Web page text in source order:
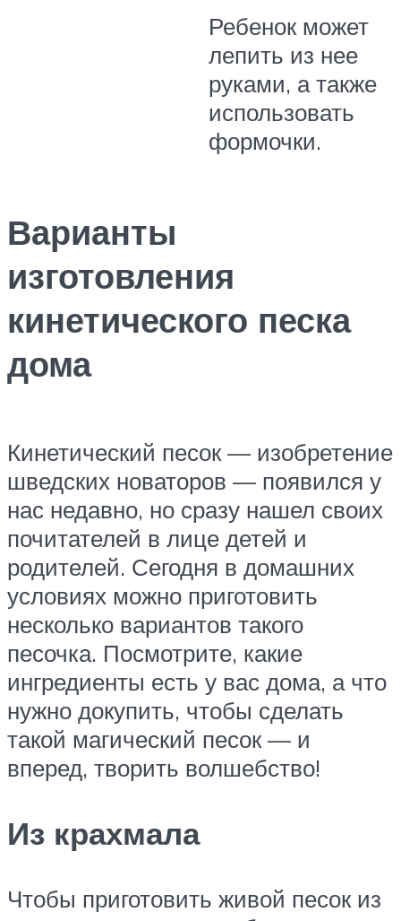
Ребенок может
лепить из нее
руками, а также
использовать
формочки.
Варианты
изготовления
кинетического песка
дома
Кинетический песок — изобретение
шведских новаторов — появился у
нас недавно, но сразу нашел своих
почитателей в лице детей и
родителей. Сегодня в домашних
условиях можно приготовить
несколько вариантов такого
песочка. Посмотрите, какие
ингредиенты есть у вас дома, а что
нужно докупить, чтобы сделать
такой магический песок — и
вперед, творить волшебство!
Из крахмала
Чтобы приготовить живой песок из